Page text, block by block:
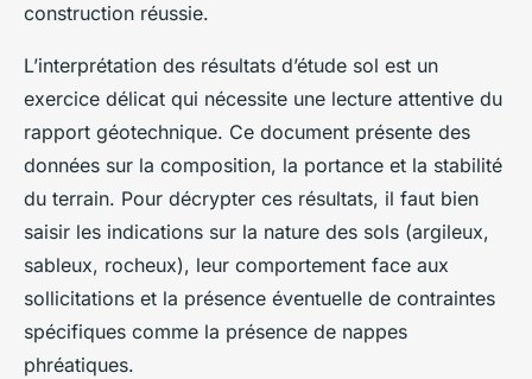
construction réussie.
L’interprétation des résultats d’étude sol est un
exercice délicat qui nécessite une lecture attentive du
rapport géotechnique. Ce document présente des
données sur la composition, la portance et la stabilité
du terrain. Pour décrypter ces résultats, il faut bien
saisir les indications sur la nature des sols (argileux,
sableux, rocheux), leur comportement face aux
sollicitations et la présence éventuelle de contraintes
spécifiques comme la présence de nappes
phréatiques.